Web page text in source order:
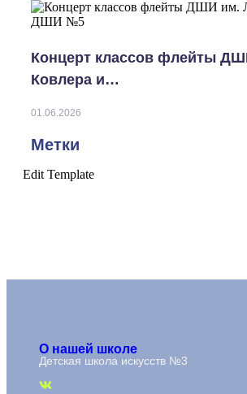
Концерт классов флейты
Ковлера и…
01.06.2026
Метки
Edit Template
О нашей школе
Детская школа искусств №3